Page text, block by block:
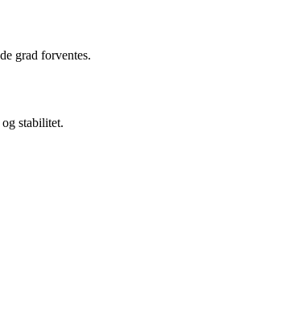
grad forventes.
stabilitet.